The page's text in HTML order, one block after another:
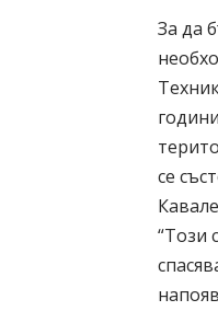
За да
се
“Този